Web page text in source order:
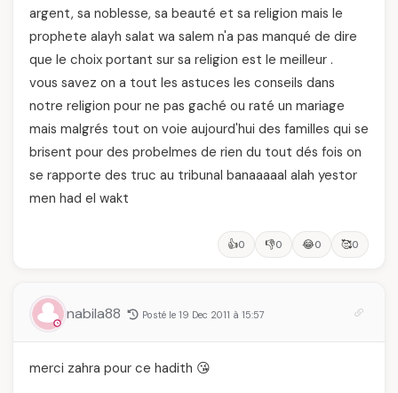
argent, sa noblesse, sa beauté et sa religion mais le
prophete alayh salat wa salem n'a pas manqué de dire
que le choix portant sur sa religion est le meilleur .
vous savez on a tout les astuces les conseils dans
notre religion pour ne pas gaché ou raté un mariage
mais malgrés tout on voie aujourd'hui des familles qui se
brisent pour des probelmes de rien du tout dés fois on
se rapporte des truc au tribunal banaaaaal alah yestor
men had el wakt
👍0 👎0 😂0 🥰0
nabila88 Posté le 19 Dec 2011 à 15:57
merci zahra pour ce hadith 😘